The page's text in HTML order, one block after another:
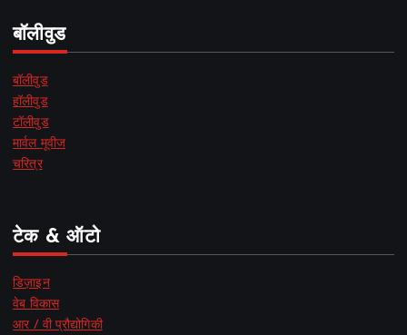
बॉलीवुड
बॉलीवुड
हॉलीवुड
टॉलीवुड
मार्वल मूवीज
चरित्र
टेक & ऑटो
डिज़ाइन
वेब विकास
आर / वी प्रौद्योगिकी